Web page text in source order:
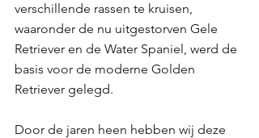
verschillende rassen te kruisen,
waaronder de nu uitgestorven Gele
Retriever en de Water Spaniel, werd de
basis voor de moderne Golden
Retriever gelegd.
Door de jaren heen hebben wij deze